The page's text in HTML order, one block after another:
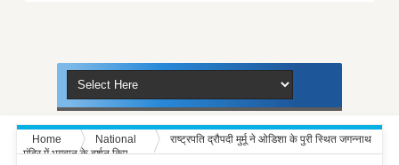
Home National
राष्ट्रपति द्रौपदी मुर्मू ने ओडिशा के पुरी स्थित जगन्नाथ
मंदिर में भगवान के दर्शन किए